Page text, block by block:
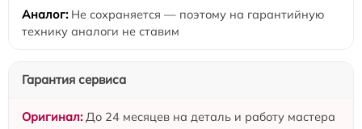
Не сохраняется — поэтому на гарантийную
технику аналоги не ставим
Гарантия сервиса
До 24 месяцев на деталь и работу мастера